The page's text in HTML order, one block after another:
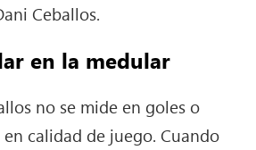
Ceballos.
en la medular
no se mide en goles o
calidad de juego. Cuando